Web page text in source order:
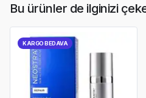
Bu ürünler de ilginizi
KARGO BEDAVA